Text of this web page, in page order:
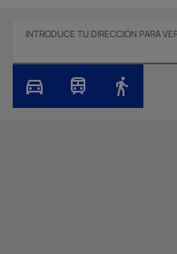
INTRODUCE TU DIRECCIÓN PARA